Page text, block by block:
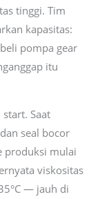
tinggi. Tim
kapasitas:
pompa gear
itu
Saat
seal bocor
produksi mulai
viskositas
— jauh di